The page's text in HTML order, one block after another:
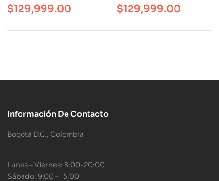
$129,999.00 $129,999.00
Información De Contacto
Bogotá D.C., Colombia
Lunes – Viernes: 8:00-20:00
Sábado: 9:00 – 15:00